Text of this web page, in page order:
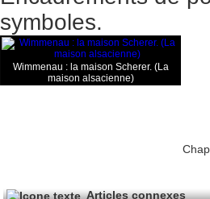
symboles.
Wimmenau : la maison Scherer. (La
maison alsacienne)
Articles connexes